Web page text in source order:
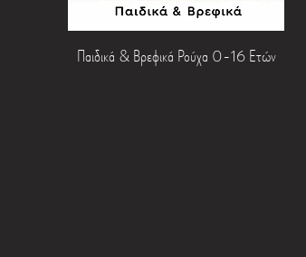
Παιδικά & Βρεφικά Ρούχα 0-16 Ετών